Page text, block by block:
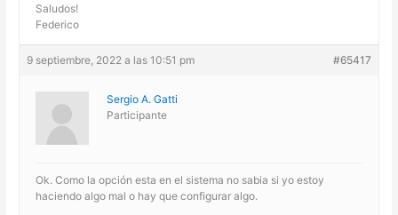
Saludos!
Federico
9 septiembre, 2022 a las 10:51 pm #65417
Sergio A. Gatti
Participante
Ok. Como la opción esta en el sistema no sabia si yo estoy
haciendo algo mal o hay que configurar algo.